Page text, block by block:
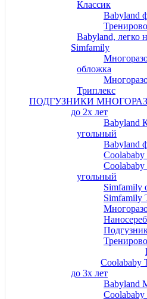
Классик
Babyland
Babyland, легко
Simfamily
обложка
Триплекс
ПОДГУЗНИКИ
до 2х лет
Babyland
угольный
Babyland
угольный
Simfamily
Simfamily
Coolababy
до 3х лет
Babyland